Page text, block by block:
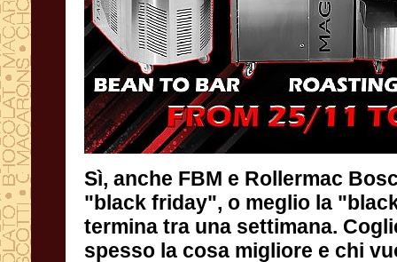
Sì, anche FBM e Rollermac
"black friday", o meglio la
termina tra una settimana.
spesso la cosa migliore e chi